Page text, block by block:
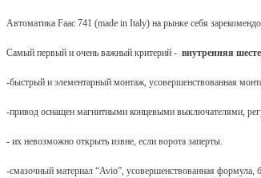
Автоматика Faac 741 (made in Italy) на рынке себя
Самый первый и очень важный критерий - внутренняя
-быстрый и элементарный монтаж, усовершенствованная
-привод оснащен магнитными концевыми выключателями,
- их невозможно открыть извне, если ворота заперты.
-смазочный материал “Avio”, усовершенствованная формула,